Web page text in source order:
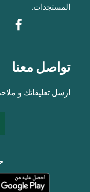
المستجدات.
تواصل معنا
ارسل تعليقاتك و